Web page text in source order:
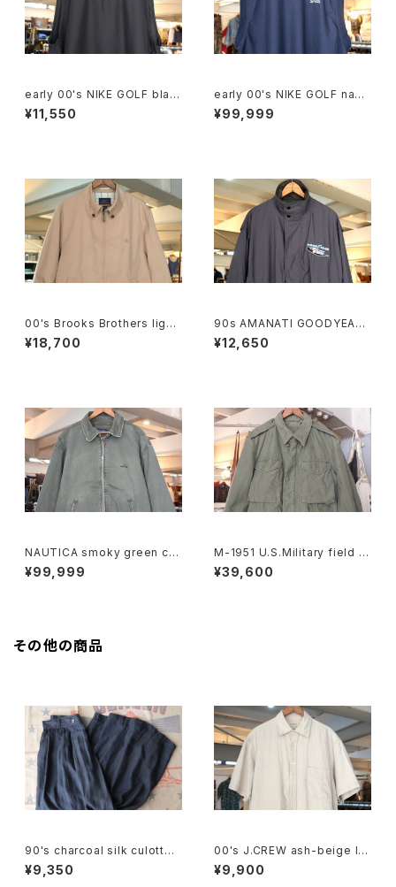
early 00's NIKE GOLF blac
k v-neck Vest
¥11,550
early 00's NIKE GOLF navy
v-neck Vest "SAS Institut
e"
¥99,999
00's Brooks Brothers light
-beige zip-up Jacket
¥18,700
90s AMANATI GOODYEAR
and NASCAR official racin
g nylon Jacket
¥12,650
NAUTICA smoky green cra
shed-cotton zip-up Jacke
t
¥99,999
M-1951 U.S.Military field J
acket "ONE MAN ONE VOT
E"
¥39,600
その他の商品
90's charcoal silk culotte
Pants
¥9,350
00's J.CREW ash-beige lin
en Shirt
¥9,900